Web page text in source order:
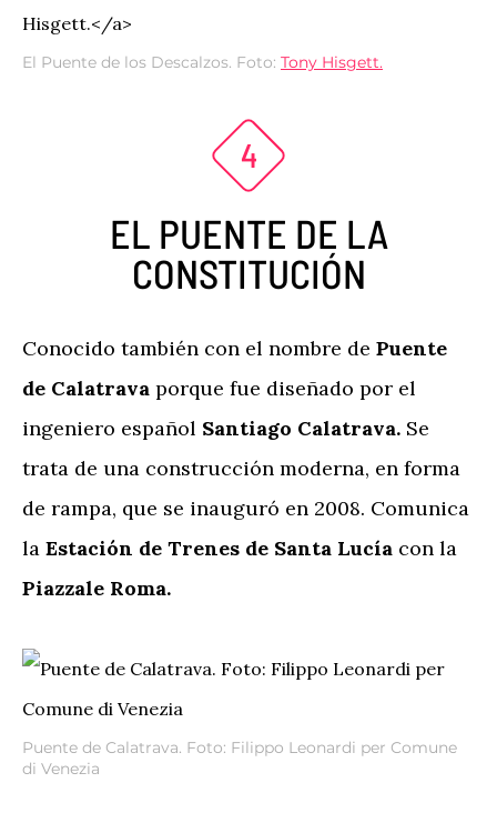
El Puente de los Descalzos. Foto: Tony Hisgett.
EL PUENTE DE LA
CONSTITUCIÓN
Conocido también con el nombre de Puente
de Calatrava porque fue diseñado por el
ingeniero español Santiago Calatrava. Se
trata de una construcción moderna, en forma
de rampa, que se inauguró en 2008. Comunica
la Estación de Trenes de Santa Lucía con la
Piazzale Roma.
Puente de Calatrava. Foto: Filippo Leonardi per Comune
di Venezia